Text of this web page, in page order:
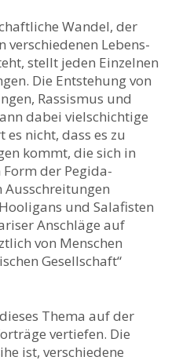
Wandel, der
Lebens-
stellt jeden Einzelnen
Die Entstehung von
Rassismus und
dabei vielschichtige
nicht, dass es zu
kommt, die sich in
der Pegida-
und Salafisten
Anschläge auf
von Menschen
Gesellschaft“
Thema auf der
vertiefen. Die
ist, verschiedene